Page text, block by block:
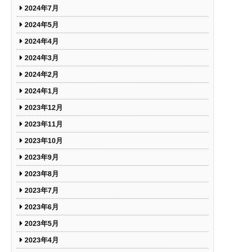
2024年7月
2024年5月
2024年4月
2024年3月
2024年2月
2024年1月
2023年12月
2023年11月
2023年10月
2023年9月
2023年8月
2023年7月
2023年6月
2023年5月
2023年4月